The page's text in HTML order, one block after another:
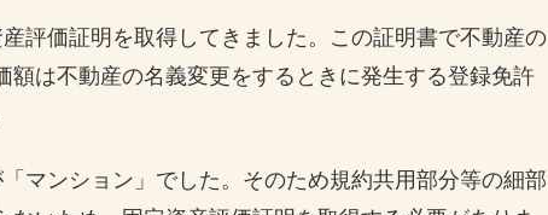
評価証明を取得してきました。この証明書で不動産の
額は不動産の名義変更をするときに発生する登録免許
マンション」でした。そのため規約共用部分等の細部